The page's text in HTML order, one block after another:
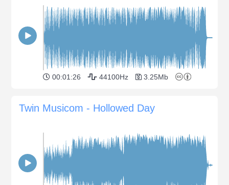
00:01:26 44100Hz 3.25Mb
Twin Musicom - Hollowed Day